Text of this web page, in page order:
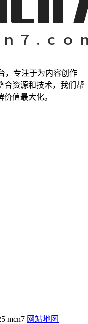
，专注于为内容创作
合资源和技术，我们帮
值最大化。
mcn7 网站地图